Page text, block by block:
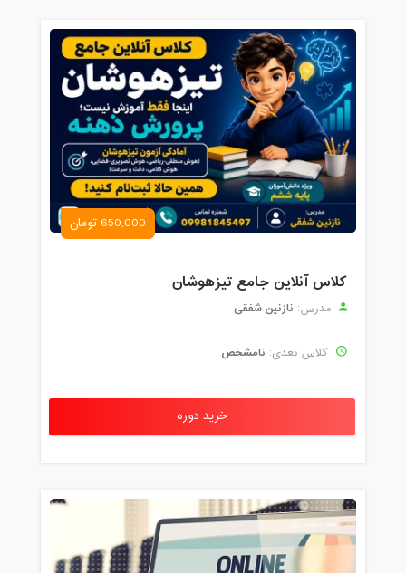
650,000 تومان
کلاس آنلاین جامع تیزهوشان
مدرس: نازنین شفقی
کلاس بعدی: نامشخص
خرید دوره